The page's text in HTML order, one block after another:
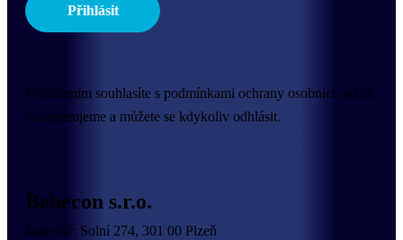
Přihlásit
Přihlášením souhlasíte s podmínkami ochrany osobních údajů.
Nespamujeme a můžete se kdykoliv odhlásit.
Bebecon s.r.o.
kancelář: Solní 274, 301 00 Plzeň